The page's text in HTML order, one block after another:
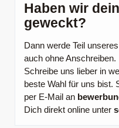
Haben wir
geweckt?
Dann werde Teil
auch ohne Anschreiben.
Schreibe uns lieber in
beste Wahl für uns bist.
per E-Mail an
Dich direkt online unter